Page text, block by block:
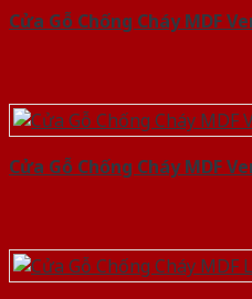
Cửa Gỗ Chống Cháy MDF
Cửa Gỗ Chống Cháy MDF